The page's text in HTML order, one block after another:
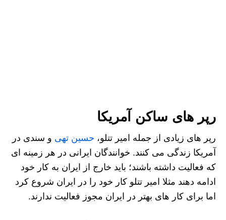
رپر های ساکن آمریکا
رپر های زیادی از جمله امیر تتلو، حسین تهی و سندی در
آمریکا زندگی می کنند. خوانندگان ایرانی در هر زمینه ای
که فعالیت داشته باشند؛ باید خارج از ایران به کار خود
ادامه دهند مثلا امیر تتلو کار خود را در ایران شروع کرد
اما برای کار های بهتر در ایران مجوز فعالیت ندارند.